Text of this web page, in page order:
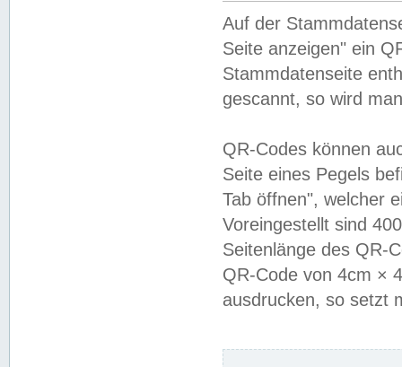
Auf der
Seite anzeigen" ein
Stammdatenseite
gescannt, so wird
QR-Codes können
Seite eines Pegels
Tab öffnen", welcher
Voreingestellt sind
Seitenlänge des QR-
QR-Code von 4cm ×
ausdrucken, so setzt